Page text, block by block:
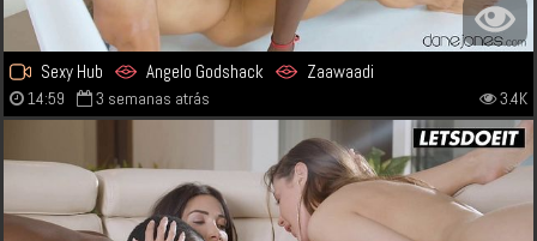
Sexy Hub Angelo Godshack Zaawaadi
14:59 3 semanas atrás 3.4K